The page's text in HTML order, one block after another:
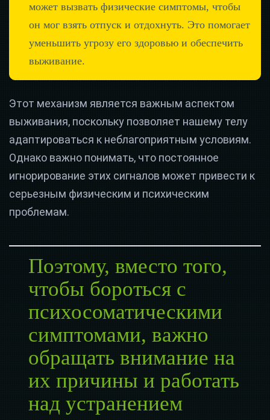
может вызвать физические симптомы, чтобы
он мог взять отпуск и отдохнуть. Это помогает
уменьшить угрозу его здоровью и обеспечить
выживание.
Этот механизм является важным аспектом
выживания, поскольку позволяет нашему телу
адаптироваться к неблагоприятным условиям.
Однако важно понимать, что постоянное
игнорирование этих сигналов может привести к
серьезным физическим и психическим
проблемам.
Поэтому, вместо того,
чтобы бороться с
психосоматическими
симптомами, важно
обращать внимание на
их причины и работать
над устранением